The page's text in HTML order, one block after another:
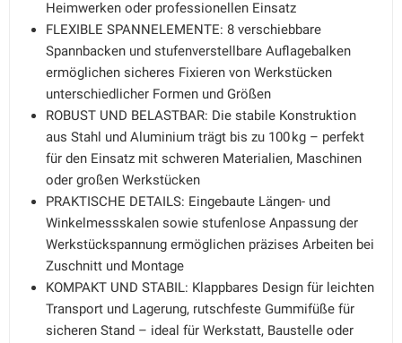
Heimwerken oder professionellen Einsatz
FLEXIBLE SPANNELEMENTE: 8 verschiebbare
Spannbacken und stufenverstellbare Auflagebalken
ermöglichen sicheres Fixieren von Werkstücken
unterschiedlicher Formen und Größen
ROBUST UND BELASTBAR: Die stabile Konstruktion
aus Stahl und Aluminium trägt bis zu 100 kg – perfekt
für den Einsatz mit schweren Materialien, Maschinen
oder großen Werkstücken
PRAKTISCHE DETAILS: Eingebaute Längen- und
Winkelmessskalen sowie stufenlose Anpassung der
Werkstückspannung ermöglichen präzises Arbeiten bei
Zuschnitt und Montage
KOMPAKT UND STABIL: Klappbares Design für leichten
Transport und Lagerung, rutschfeste Gummifüße für
sicheren Stand – ideal für Werkstatt, Baustelle oder